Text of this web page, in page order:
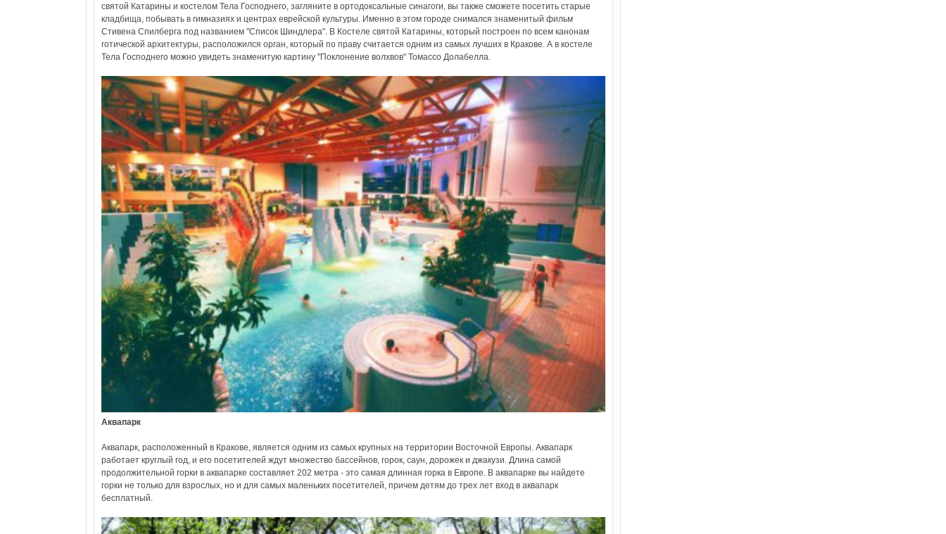
святой Катарины и костелом Тела Господнего, загляните в ортодоксальные синагоги, вы также сможете посетить старые
кладбища, побывать в гимназиях и центрах еврейской культуры. Именно в этом городе снимался знаменитый фильм
Стивена Спилберга под названием "Список Шиндлера". В Костеле святой Катарины, который построен по всем канонам
готической архитектуры, расположился орган, который по праву считается одним из самых лучших в Кракове. А в костеле
Тела Господнего можно увидеть знаменитую картину "Поклонение волхвов" Томассо Долабелла.
Аквапарк
Аквапарк, расположенный в Кракове, является одним из самых крупных на территории Восточной Европы. Аквапарк
работает круглый год, и его посетителей ждут множество бассейнов, горок, саун, дорожек и джакузи. Длина самой
продолжительной горки в аквапарке составляет 202 метра - это самая длинная горка в Европе. В аквапарке вы найдете
горки не только для взрослых, но и для самых маленьких посетителей, причем детям до трех лет вход в аквапарк
бесплатный.